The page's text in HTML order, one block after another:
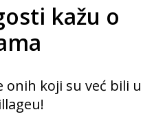
kažu o
onih koji su već bili u